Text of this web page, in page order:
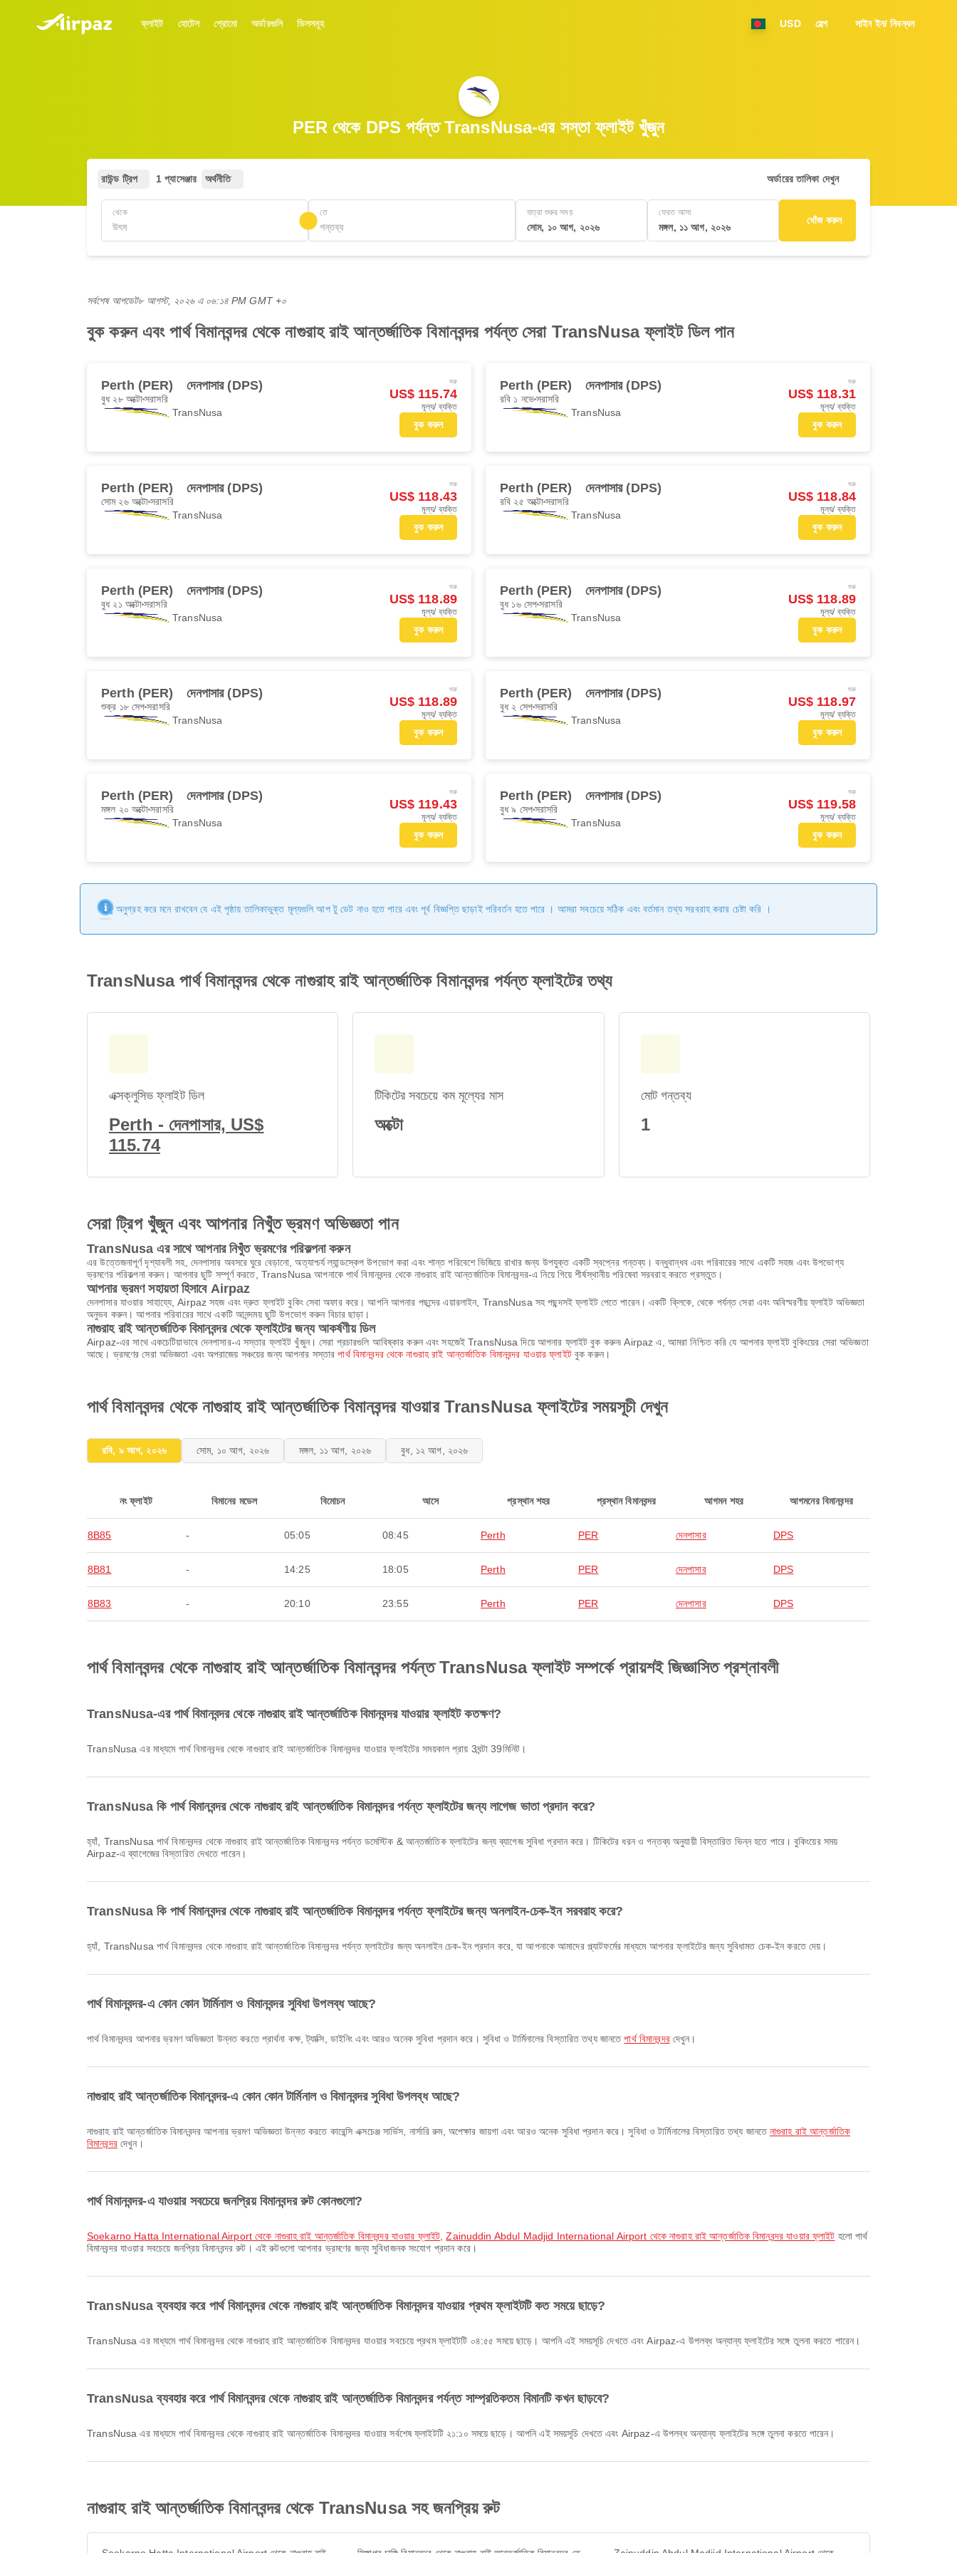
ফ্লাইট হোটেল প্রোমো অর্ডারগুলি ডিলসমূহ USD হেল্প সাইন ইন/ নিবন্ধন
PER থেকে DPS পর্যন্ত TransNusa-এর সস্তা ফ্লাইট খুঁজুন
রাউন্ড ট্রিপ 1 প্যাসেঞ্জার অর্থনীতি অর্ডারের তালিকা দেখুন
থেকে তে যাত্রা শুরুর সময়
সোম, ১০ আগ, ২০২৬
ফেরত আসা
মঙ্গল, ১১ আগ, ২০২৬
খোঁজ করুন
সর্বশেষ আপডেট৮ আগস্ট, ২০২৬ এ ০৬:১৪ PM GMT +০
বুক করুন এবং পার্থ বিমানবন্দর থেকে নাগুরাহ রাই আন্তর্জাতিক বিমানবন্দর পর্যন্ত সেরা TransNusa ফ্লাইট ডিল পান
Perth (PER) দেনপাসার (DPS)
বুধ ২৮ অক্টোসরাসরি
TransNusa
শুরু
US$ 115.74
মূল্য/ ব্যক্তি
বুক করুন
Perth (PER) দেনপাসার (DPS)
রবি ১ নভেসরাসরি
TransNusa
শুরু
US$ 118.31
মূল্য/ ব্যক্তি
বুক করুন
Perth (PER) দেনপাসার (DPS)
সোম ২৬ অক্টোসরাসরি
TransNusa
শুরু
US$ 118.43
মূল্য/ ব্যক্তি
বুক করুন
Perth (PER) দেনপাসার (DPS)
রবি ২৫ অক্টোসরাসরি
TransNusa
শুরু
US$ 118.84
মূল্য/ ব্যক্তি
বুক করুন
Perth (PER) দেনপাসার (DPS)
বুধ ২১ অক্টোসরাসরি
TransNusa
শুরু
US$ 118.89
মূল্য/ ব্যক্তি
বুক করুন
Perth (PER) দেনপাসার (DPS)
বুধ ১৬ সেপসরাসরি
TransNusa
শুরু
US$ 118.89
মূল্য/ ব্যক্তি
বুক করুন
Perth (PER) দেনপাসার (DPS)
শুক্র ১৮ সেপসরাসরি
TransNusa
শুরু
US$ 118.89
মূল্য/ ব্যক্তি
বুক করুন
Perth (PER) দেনপাসার (DPS)
বুধ ২ সেপসরাসরি
TransNusa
শুরু
US$ 118.97
মূল্য/ ব্যক্তি
বুক করুন
Perth (PER) দেনপাসার (DPS)
মঙ্গল ২০ অক্টোসরাসরি
TransNusa
শুরু
US$ 119.43
মূল্য/ ব্যক্তি
বুক করুন
Perth (PER) দেনপাসার (DPS)
বুধ ৯ সেপসরাসরি
TransNusa
শুরু
US$ 119.58
মূল্য/ ব্যক্তি
বুক করুন
অনুগ্রহ করে মনে রাখবেন যে এই পৃষ্ঠায় তালিকাভুক্ত মূল্যগুলি আপ টু ডেট নাও হতে পারে এবং পূর্ব বিজ্ঞপ্তি ছাড়াই পরিবর্তন হতে পারে । আমরা সবচেয়ে সঠিক এবং বর্তমান তথ্য সরবরাহ করার চেষ্টা করি ।
TransNusa পার্থ বিমানবন্দর থেকে নাগুরাহ রাই আন্তর্জাতিক বিমানবন্দর পর্যন্ত ফ্লাইটের তথ্য
এক্সক্লুসিভ ফ্লাইট ডিল
Perth - দেনপাসার, US$
115.74
টিকিটের সবচেয়ে কম মূল্যের মাস
অক্টো
মোট গন্তব্য
1
সেরা ট্রিপ খুঁজুন এবং আপনার নিখুঁত ভ্রমণ অভিজ্ঞতা পান
TransNusa এর সাথে আপনার নিখুঁত ভ্রমণের পরিকল্পনা করুন
এর উত্তেজনাপূর্ণ দৃশ্যাবলী সহ, দেনপাসার অবসরে ঘুরে বেড়ানো, অত্যাশ্চর্য ল্যান্ডস্কেপ উপভোগ করা এবং শান্ত পরিবেশে ভিজিয়ে রাখার জন্য উপযুক্ত একটি স্বপ্নের গন্তব্য। বন্ধুবান্ধব এবং পরিবারের সাথে একটি সহজ এবং উপভোগ্য
ভ্রমণের পরিকল্পনা করুন। আপনার ছুটি সম্পূর্ণ করতে, TransNusa আপনাকে পার্থ বিমানবন্দর থেকে নাগুরাহ রাই আন্তর্জাতিক বিমানবন্দর-এ নিয়ে গিয়ে শীর্ষস্থানীয় পরিষেবা সরবরাহ করতে প্রস্তুত।
আপনার ভ্রমণ সহায়তা হিসাবে Airpaz
দেনপাসার যাওয়ার সাহায্যে, Airpaz সহজ এবং দ্রুত ফ্লাইট বুকিং সেবা অফার করে। আপনি আপনার পছন্দের এয়ারলাইন, TransNusa সহ পছন্দসই ফ্লাইট পেতে পারেন। একটি ক্লিকে, থেকে পর্যন্ত সেরা এবং অবিস্মরণীয় ফ্লাইট অভিজ্ঞতা
অনুভব করুন। আপনার পরিবারের সাথে একটি আনন্দময় ছুটি উপভোগ করুন বিচার ছাড়া।
নাগুরাহ রাই আন্তর্জাতিক বিমানবন্দর থেকে ফ্লাইটের জন্য আকর্ষণীয় ডিল
Airpaz-এর সাথে একচেটিয়াভাবে দেনপাসার-এ সস্তার ফ্লাইট খুঁজুন। সেরা প্রচারগুলি আবিষ্কার করুন এবং সহজেই TransNusa দিয়ে আপনার ফ্লাইট বুক করুন৷ Airpaz এ, আমরা নিশ্চিত করি যে আপনার ফ্লাইট বুকিংয়ের সেরা অভিজ্ঞতা
আছে। ভ্রমণের সেরা অভিজ্ঞতা এবং অপরাজেয় সঞ্চয়ের জন্য আপনার সস্তারপার্থ বিমানবন্দর থেকে নাগুরাহ রাই আন্তর্জাতিক বিমানবন্দর যাওয়ার ফ্লাইটবুক করুন।
পার্থ বিমানবন্দর থেকে নাগুরাহ রাই আন্তর্জাতিক বিমানবন্দর যাওয়ার TransNusa ফ্লাইটের সময়সূচী দেখুন
রবি, ৯ আগ, ২০২৬ সোম, ১০ আগ, ২০২৬ মঙ্গল, ১১ আগ, ২০২৬ বুধ, ১২ আগ, ২০২৬
নং ফ্লাইট বিমানের মডেল বিমোচন আসে প্রস্থান শহর প্রস্থান বিমানবন্দর আগমন শহর আগমনের বিমানবন্দর
8B85 - 05:05 08:45 Perth PER দেনপাসার DPS
8B81 - 14:25 18:05 Perth PER দেনপাসার DPS
8B83 - 20:10 23:55 Perth PER দেনপাসার DPS
পার্থ বিমানবন্দর থেকে নাগুরাহ রাই আন্তর্জাতিক বিমানবন্দর পর্যন্ত TransNusa ফ্লাইট সম্পর্কে প্রায়শই জিজ্ঞাসিত প্রশ্নাবলী
TransNusa-এর পার্থ বিমানবন্দর থেকে নাগুরাহ রাই আন্তর্জাতিক বিমানবন্দর যাওয়ার ফ্লাইট কতক্ষণ?
TransNusa এর মাধ্যমে পার্থ বিমানবন্দর থেকে নাগুরাহ রাই আন্তর্জাতিক বিমানবন্দর যাওয়ার ফ্লাইটের সময়কাল প্রায় 3ঘন্টা 39মিনিট।
TransNusa কি পার্থ বিমানবন্দর থেকে নাগুরাহ রাই আন্তর্জাতিক বিমানবন্দর পর্যন্ত ফ্লাইটের জন্য লাগেজ ভাতা প্রদান করে?
হ্যাঁ, TransNusa পার্থ বিমানবন্দর থেকে নাগুরাহ রাই আন্তর্জাতিক বিমানবন্দর পর্যন্ত ডমেস্টিক & আন্তর্জাতিক ফ্লাইটের জন্য ব্যাগেজ সুবিধা প্রদান করে। টিকিটের ধরন ও গন্তব্য অনুযায়ী বিস্তারিত ভিন্ন হতে পারে। বুকিংয়ের সময়
Airpaz-এ ব্যাগেজের বিস্তারিত দেখতে পারেন।
TransNusa কি পার্থ বিমানবন্দর থেকে নাগুরাহ রাই আন্তর্জাতিক বিমানবন্দর পর্যন্ত ফ্লাইটের জন্য অনলাইন-চেক-ইন সরবরাহ করে?
হ্যাঁ, TransNusa পার্থ বিমানবন্দর থেকে নাগুরাহ রাই আন্তর্জাতিক বিমানবন্দর পর্যন্ত ফ্লাইটের জন্য অনলাইন চেক-ইন প্রদান করে, যা আপনাকে আমাদের প্ল্যাটফর্মের মাধ্যমে আপনার ফ্লাইটের জন্য সুবিধামত চেক-ইন করতে দেয়।
পার্থ বিমানবন্দর-এ কোন কোন টার্মিনাল ও বিমানবন্দর সুবিধা উপলব্ধ আছে?
পার্থ বিমানবন্দর আপনার ভ্রমণ অভিজ্ঞতা উন্নত করতে প্রার্থনা কক্ষ, ট্যাক্সি, ডাইনিং এবং আরও অনেক সুবিধা প্রদান করে। সুবিধা ও টার্মিনালের বিস্তারিত তথ্য জানতেপার্থ বিমানবন্দরদেখুন।
নাগুরাহ রাই আন্তর্জাতিক বিমানবন্দর-এ কোন কোন টার্মিনাল ও বিমানবন্দর সুবিধা উপলব্ধ আছে?
নাগুরাহ রাই আন্তর্জাতিক বিমানবন্দর আপনার ভ্রমণ অভিজ্ঞতা উন্নত করতে কারেন্সি এক্সচেঞ্জ সার্ভিস, নার্সারি রুম, অপেক্ষার জায়গা এবং আরও অনেক সুবিধা প্রদান করে। সুবিধা ও টার্মিনালের বিস্তারিত তথ্য জানতেনাগুরাহ রাই আন্তর্জাতিক
বিমানবন্দরদেখুন।
পার্থ বিমানবন্দর-এ যাওয়ার সবচেয়ে জনপ্রিয় বিমানবন্দর রুট কোনগুলো?
Soekarno Hatta International Airport থেকে নাগুরাহ রাই আন্তর্জাতিক বিমানবন্দর যাওয়ার ফ্লাইট ,Zainuddin Abdul Madjid International Airport থেকে নাগুরাহ রাই আন্তর্জাতিক বিমানবন্দর যাওয়ার ফ্লাইট হলো পার্থ
বিমানবন্দর যাওয়ার সবচেয়ে জনপ্রিয় বিমানবন্দর রুট। এই রুটগুলো আপনার ভ্রমণের জন্য সুবিধাজনক সংযোগ প্রদান করে।
TransNusa ব্যবহার করে পার্থ বিমানবন্দর থেকে নাগুরাহ রাই আন্তর্জাতিক বিমানবন্দর যাওয়ার প্রথম ফ্লাইটটি কত সময়ে ছাড়ে?
TransNusa এর মাধ্যমে পার্থ বিমানবন্দর থেকে নাগুরাহ রাই আন্তর্জাতিক বিমানবন্দর যাওয়ার সবচেয়ে প্রথম ফ্লাইটটি ০৪:৫৫ সময়ে ছাড়ে। আপনি এই সময়সূচি দেখতে এবং Airpaz-এ উপলব্ধ অন্যান্য ফ্লাইটের সঙ্গে তুলনা করতে পারেন।
TransNusa ব্যবহার করে পার্থ বিমানবন্দর থেকে নাগুরাহ রাই আন্তর্জাতিক বিমানবন্দর পর্যন্ত সাম্প্রতিকতম বিমানটি কখন ছাড়বে?
TransNusa এর মাধ্যমে পার্থ বিমানবন্দর থেকে নাগুরাহ রাই আন্তর্জাতিক বিমানবন্দর যাওয়ার সর্বশেষ ফ্লাইটটি ২১:১০ সময়ে ছাড়ে। আপনি এই সময়সূচি দেখতে এবং Airpaz-এ উপলব্ধ অন্যান্য ফ্লাইটের সঙ্গে তুলনা করতে পারেন।
নাগুরাহ রাই আন্তর্জাতিক বিমানবন্দর থেকে TransNusa সহ জনপ্রিয় রুট